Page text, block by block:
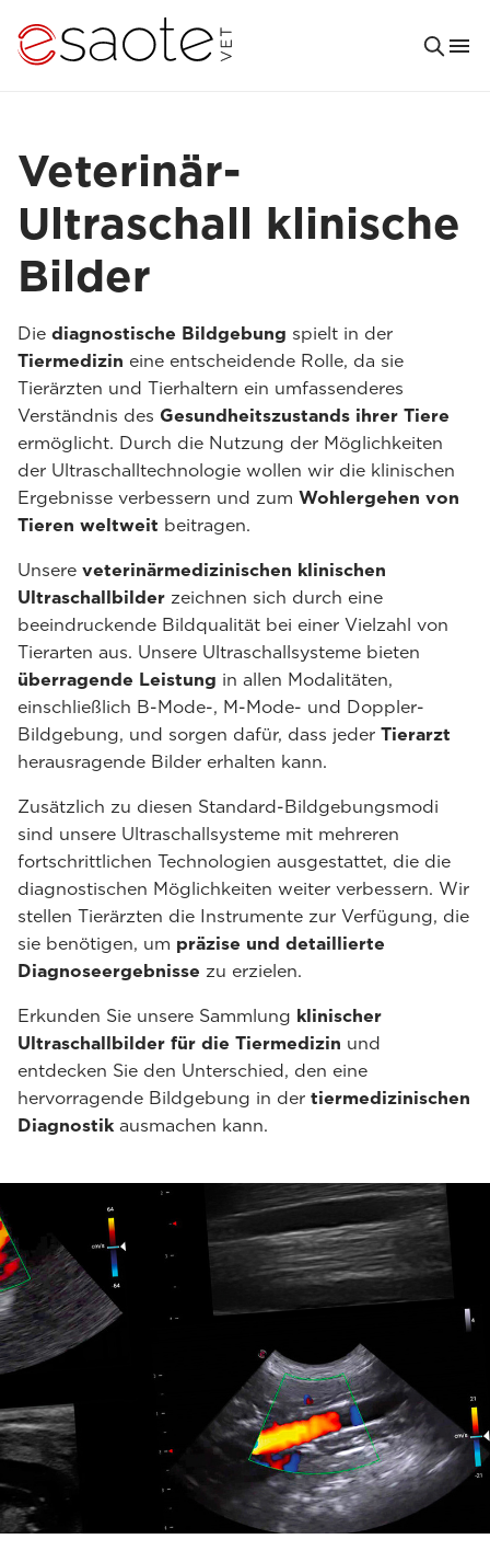
Veterinär-
Ultraschall klinische
Bilder
Die diagnostische Bildgebung spielt in der
Tiermedizin eine entscheidende Rolle, da sie
Tierärzten und Tierhaltern ein umfassenderes
Verständnis des Gesundheitszustands ihrer Tiere
ermöglicht. Durch die Nutzung der Möglichkeiten
der Ultraschalltechnologie wollen wir die klinischen
Ergebnisse verbessern und zum Wohlergehen von
Tieren weltweit beitragen.
Unsere veterinärmedizinischen klinischen
Ultraschallbilder zeichnen sich durch eine
beeindruckende Bildqualität bei einer Vielzahl von
Tierarten aus. Unsere Ultraschallsysteme bieten
überragende Leistung in allen Modalitäten,
einschließlich B-Mode-, M-Mode- und Doppler-
Bildgebung, und sorgen dafür, dass jeder Tierarzt
herausragende Bilder erhalten kann.
Zusätzlich zu diesen Standard-Bildgebungsmodi
sind unsere Ultraschallsysteme mit mehreren
fortschrittlichen Technologien ausgestattet, die die
diagnostischen Möglichkeiten weiter verbessern. Wir
stellen Tierärzten die Instrumente zur Verfügung, die
sie benötigen, um präzise und detaillierte
Diagnoseergebnisse zu erzielen.
Erkunden Sie unsere Sammlung klinischer
Ultraschallbilder für die Tiermedizin und
entdecken Sie den Unterschied, den eine
hervorragende Bildgebung in der tiermedizinischen
Diagnostikausmachen kann.